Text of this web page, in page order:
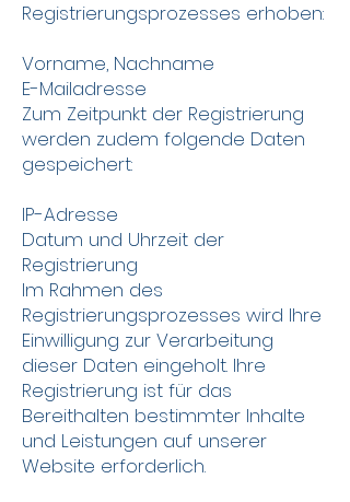
Registrierungsprozesses erhoben:
Vorname, Nachname
E-Mailadresse
Zum Zeitpunkt der Registrierung
werden zudem folgende Daten
gespeichert:
IP-Adresse
Datum und Uhrzeit der
Registrierung
Im Rahmen des
Registrierungsprozesses wird Ihre
Einwilligung zur Verarbeitung
dieser Daten eingeholt. Ihre
Registrierung ist für das
Bereithalten bestimmter Inhalte
und Leistungen auf unserer
Website erforderlich.